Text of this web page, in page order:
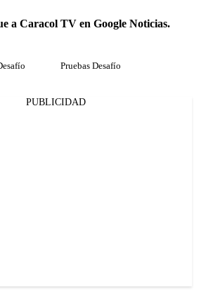
a Caracol TV en Google Noticias.
Pruebas Desafío
PUBLICIDAD